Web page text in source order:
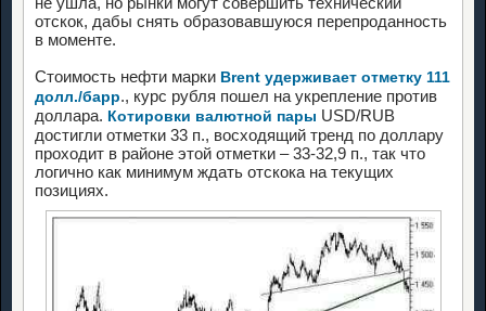
отскок, дабы снять образовавшуюся перепроданность
в моменте.
Стоимость нефти марки Brent удерживает отметку 111
долл./барр., курс рубля пошел на укрепление против
доллара. Котировки валютной пары USD/RUB
достигли отметки 33 п., восходящий тренд по доллару
проходит в районе этой отметки – 33-32,9 п., так что
логично как минимум ждать отскока на текущих
позициях.